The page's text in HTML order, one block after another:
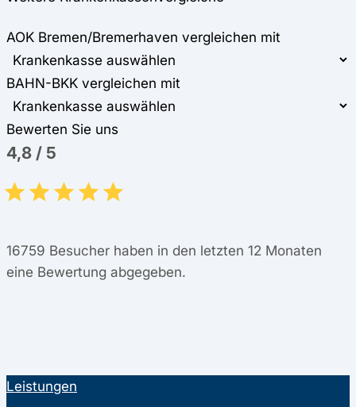
AOK Bremen/Bremerhaven vergleichen mit
BAHN-BKK vergleichen mit
Bewerten Sie uns
4,8 / 5
16759 Besucher haben in den letzten 12 Monaten
eine Bewertung abgegeben.
Leistungen